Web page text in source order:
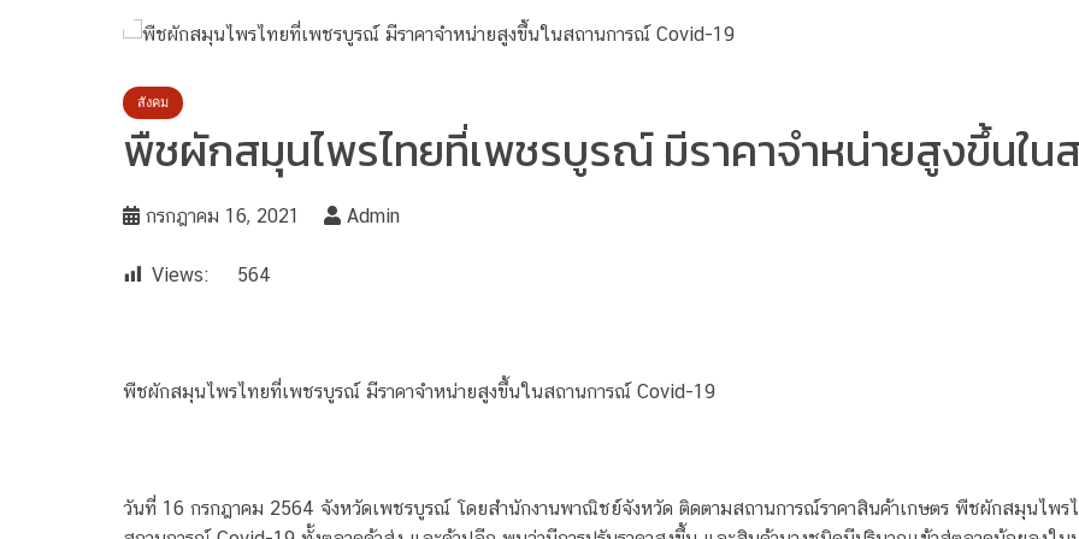
สังคม
พืชผักสมุนไพรไทยที่เพชรบูรณ์ มีราคาจำหน่ายสูงขึ้นใ
กรกฎาคม 16, 2021 Admin
Views: 564
พืชผักสมุนไพรไทยที่เพชรบูรณ์ มีราคาจำหน่ายสูงขึ้นในสถานการณ์ Covid-19
วันที่ 16 กรกฎาคม 2564 จังหวัดเพชรบูรณ์ โดยสำนักงานพาณิชย์จังหวัด ติดตามสถานการณ์ราคาสินค้าเกษตร พืชผักสมุนไพร